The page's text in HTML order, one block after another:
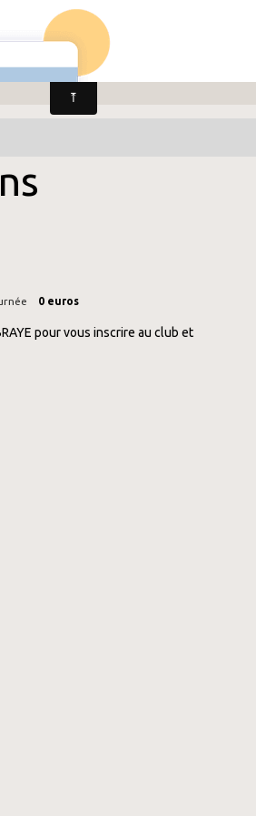
Inscription & Réinscription
0 euros
pour vous inscrire au club et